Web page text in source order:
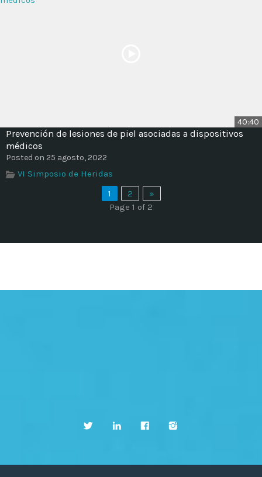
40:40
Prevención de lesiones de piel asociadas a dispositivos
médicos
Posted on 25 agosto, 2022
VI Simposio de Heridas
1
2
»
Page 1 of 2